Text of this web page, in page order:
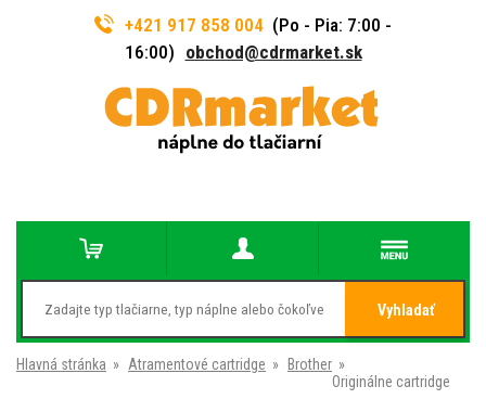
+421 917 858 004 (Po - Pia: 7:00 -
16:00) obchod@cdrmarket.sk
Vyhladať
Hlavná stránka » Atramentové cartridge » Brother »
Originálne cartridge